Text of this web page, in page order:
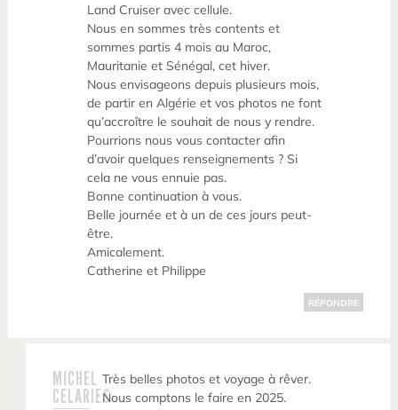
Land Cruiser avec cellule.
Nous en sommes très contents et
sommes partis 4 mois au Maroc,
Mauritanie et Sénégal, cet hiver.
Nous envisageons depuis plusieurs mois,
de partir en Algérie et vos photos ne font
qu’accroître le souhait de nous y rendre.
Pourrions nous vous contacter afin
d’avoir quelques renseignements ? Si
cela ne vous ennuie pas.
Bonne continuation à vous.
Belle journée et à un de ces jours peut-
être.
Amicalement.
Catherine et Philippe
RÉPONDRE
MICHEL
CELARIES
Très belles photos et voyage à rêver.
Nous comptons le faire en 2025.